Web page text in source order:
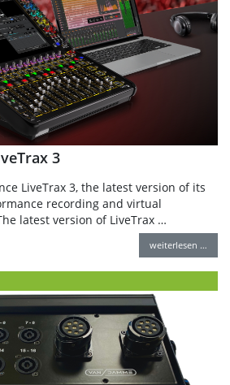
3
LiveTrax 3, the latest version of its
recording and virtual
latest version of LiveTrax …
weiterlesen …